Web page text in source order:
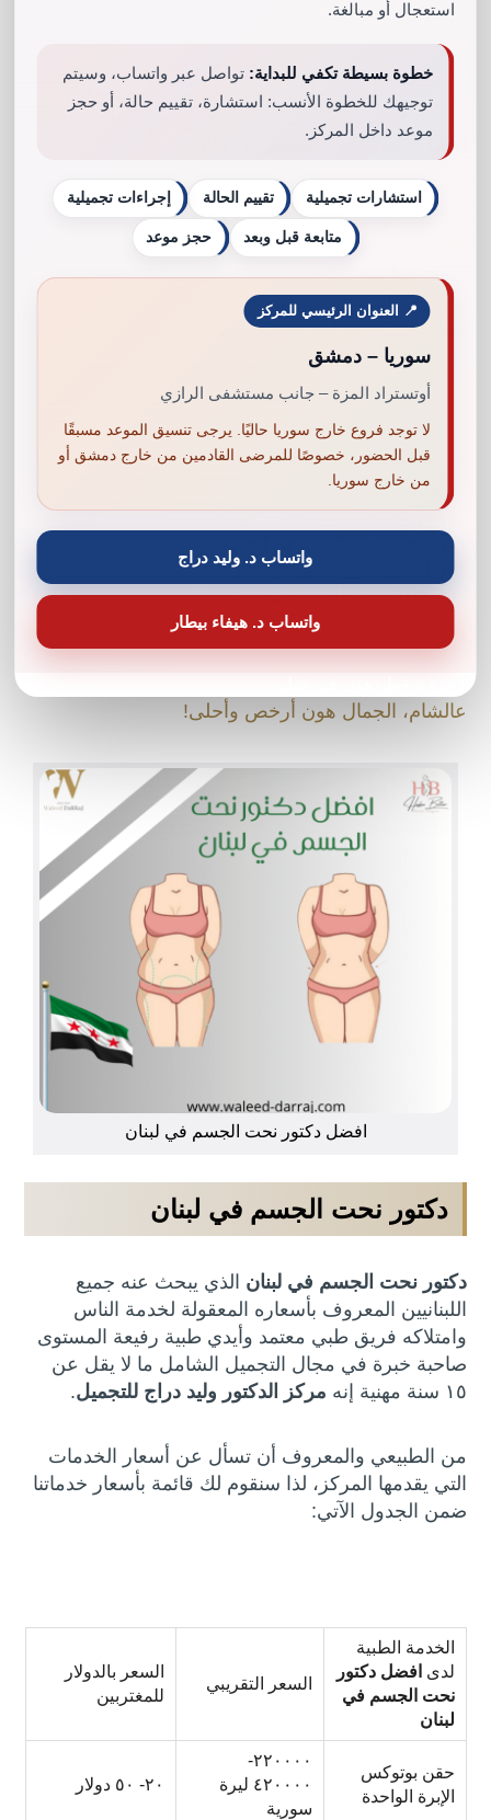
وأنت لا تهملي صحتك وكوني مثل السيدة ندى وقرري
أن تغيري حياتك للأفضل حياة صحية قوة وجمال مع
افضل دكتور نحت الجسم في لبنان
التميّز يبدأ من هنا – من بيروت إلى مركزنا في دمشق،
نخدم جمالك بكل احتراف. للحجز والاستشارات: د.
هيفاء: 00963940888537 | د. وليد: 00963950030830
عناوين مهمة عن نحت الجسم:
أفضل دكتور تجميل في لبنان.
مراكز نحت الجسم في لبنان
عالشام، الجمال هون أرخص وأحلى!
افضل دكتور نحت الجسم في لبنان
دكتور نحت الجسم في لبنان
دكتور نحت الجسم في لبنان الذي يبحث عنه جميع
اللبنانيين المعروف بأسعاره المعقولة لخدمة الناس
وامتلاكه فريق طبي معتمد وأيدي طبية رفيعة المستوى
صاحبة خبرة في مجال التجميل الشامل ما لا يقل عن
١٥ سنة مهنية إنه
مركز الدكتور وليد دراج للتجميل.
من الطبيعي والمعروف أن تسأل عن أسعار الخدمات
التي يقدمها المركز، لذا سنقوم لك قائمة بأسعار خدماتنا
ضمن الجدول الآتي:
الخدمة الطبية
لدى افضل دكتور
نحت الجسم في
لبنان
السعر التقريبي
السعر بالدولار
للمغتربين
حقن بوتوكس
الإبرة الواحدة
٢٢٠٠٠٠-
٤٢٠٠٠٠ ليرة
سورية
٢٠- ٥٠ دولار
استعجال أو مبالغة.
خطوة بسيطة تكفي للبداية: تواصل عبر واتساب، وسيتم
توجيهك للخطوة الأنسب: استشارة، تقييم حالة، أو حجز
موعد داخل المركز.
استشارات تجميلية تقييم الحالة إجراءات تجميلية
متابعة قبل وبعد حجز موعد
📍 العنوان الرئيسي للمركز
سوريا – دمشق
أوتستراد المزة – جانب مستشفى الرازي
لا توجد فروع خارج سوريا حاليًا. يرجى تنسيق الموعد مسبقًا
قبل الحضور، خصوصًا للمرضى القادمين من خارج دمشق أو
من خارج سوريا.
واتساب د. وليد دراج
واتساب د. هيفاء بيطار
دكتورة شفط دهون في قطر